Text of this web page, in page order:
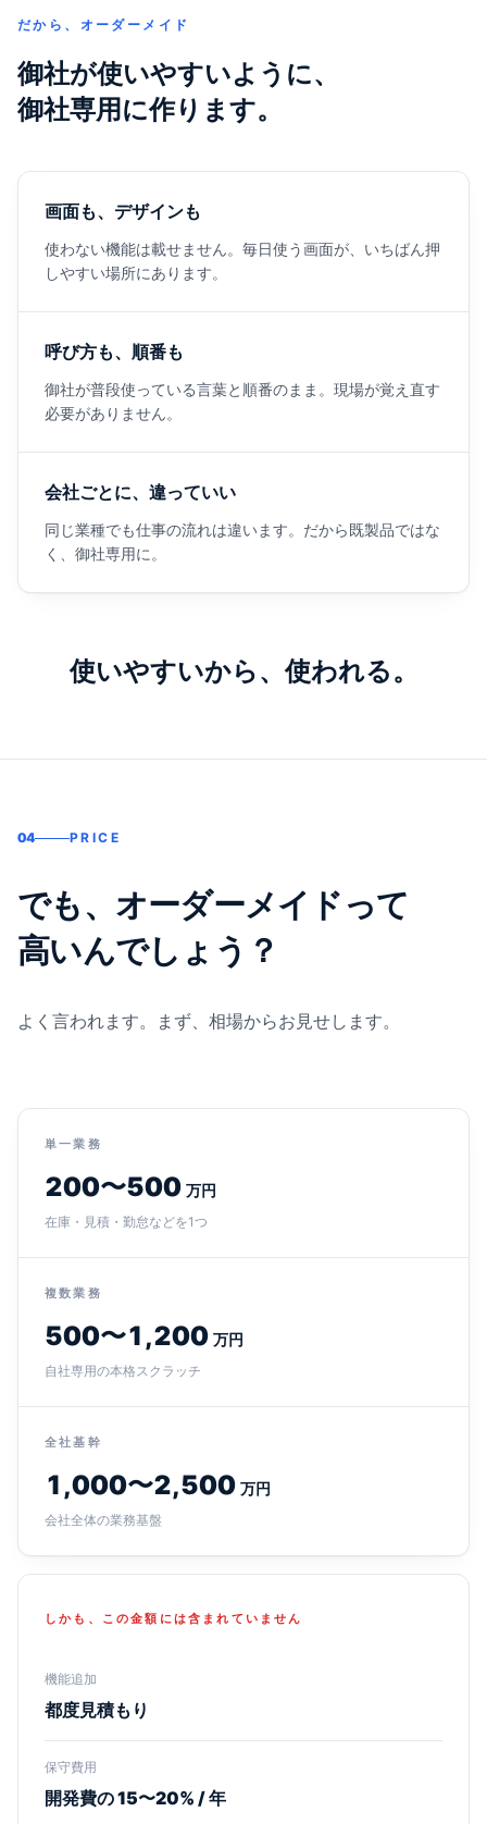
だから、オーダーメイド
御社が使いやすいように、
御社専用に作ります。
画面も、デザインも
使わない機能は載せません。毎日使う画面が、いちばん押
しやすい場所にあります。
呼び方も、順番も
御社が普段使っている言葉と順番のまま。現場が覚え直す
必要がありません。
会社ごとに、違っていい
同じ業種でも仕事の流れは違います。だから既製品ではな
く、御社専用に。
使いやすいから、使われる。
04 PRICE
でも、オーダーメイドって
高いんでしょう？
よく言われます。まず、相場からお見せします。
単一業務
200〜500 万円
在庫・見積・勤怠などを1つ
複数業務
500〜1,200 万円
自社専用の本格スクラッチ
全社基幹
1,000〜2,500 万円
会社全体の業務基盤
しかも、この金額には含まれていません
機能追加
都度見積もり
保守費用
開発費の 15〜20% / 年